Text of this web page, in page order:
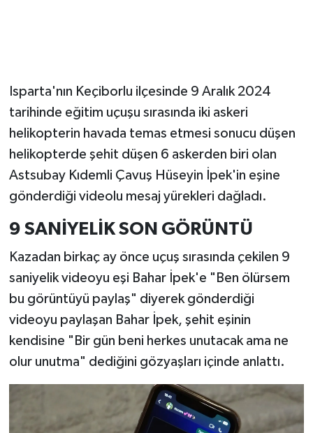
Isparta'nın Keçiborlu ilçesinde 9 Aralık 2024
tarihinde eğitim uçuşu sırasında iki askeri
helikopterin havada temas etmesi sonucu düşen
helikopterde şehit düşen 6 askerden biri olan
Astsubay Kıdemli Çavuş Hüseyin İpek'in eşine
gönderdiği videolu mesaj yürekleri dağladı.
9 SANİYELİK SON GÖRÜNTÜ
Kazadan birkaç ay önce uçuş sırasında çekilen 9
saniyelik videoyu eşi Bahar İpek'e "Ben ölürsem
bu görüntüyü paylaş" diyerek gönderdiği
videoyu paylaşan Bahar İpek, şehit eşinin
kendisine "Bir gün beni herkes unutacak ama ne
olur unutma" dediğini gözyaşları içinde anlattı.